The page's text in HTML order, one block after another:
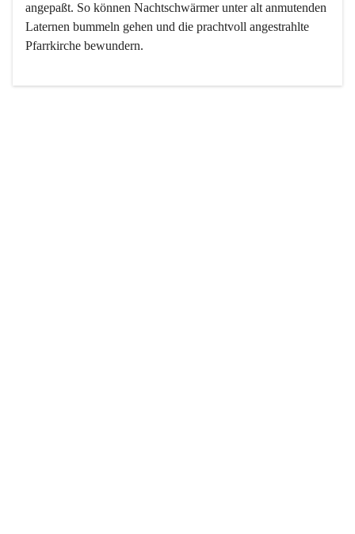
angepaßt. So können Nachtschwärmer unter alt anmutenden
Laternen bummeln gehen und die prachtvoll angestrahlte
Pfarrkirche bewundern.
Der Weinbau dominert heute nicht mehr, ist aber integrativer